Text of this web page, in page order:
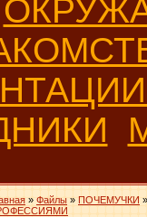
» Файлы » ПОЧЕМУЧКИ